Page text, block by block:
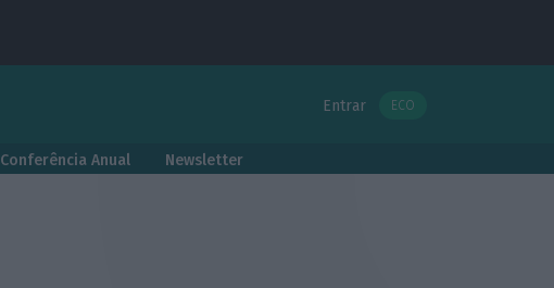
Entrar ECO
Conferência Anual Newsletter